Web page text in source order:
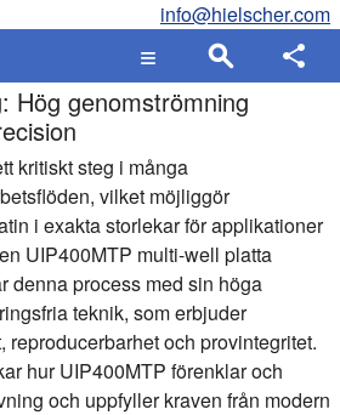
info@hielscher.com
Hög genomströmning
kritiskt steg i många
vilket möjliggör
i exakta storlekar för applikationer
UIP400MTP multi-well platta
denna process med sin höga
teknik, som erbjuder
reproducerbarhet och provintegritet.
hur UIP400MTP förenklar och
och uppfyller kraven från modern